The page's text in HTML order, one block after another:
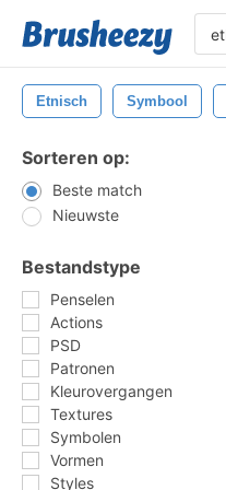
Etnisch Symbool
Sorteren op:
Beste match
Nieuwste
Bestandstype
Penselen
Actions
PSD
Patronen
Kleurovergangen
Textures
Symbolen
Vormen
Styles